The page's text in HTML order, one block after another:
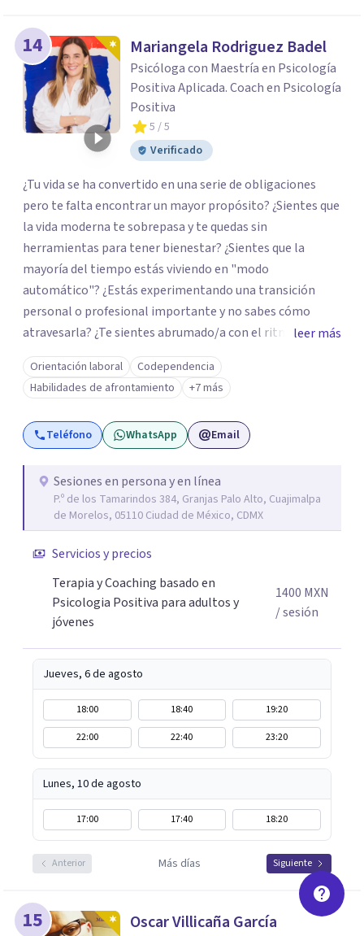
14 Mariangela Rodriguez Badel
Psicóloga con Maestría en Psicología
Positiva Aplicada. Coach en Psicología
Positiva
5 / 5
Verificado
¿Tu vida se ha convertido en una serie de obligaciones
pero te falta encontrar un mayor propósito? ¿Sientes que
la vida moderna te sobrepasa y te quedas sin
herramientas para tener bienestar? ¿Sientes que la
mayoría del tiempo estás viviendo en "modo
automático"? ¿Estás experimentando una transición
personal o profesional importante y no sabes cómo
atravesarla? ¿Te sientes abrumado/a con el ritmo de tu
día a día y te preguntas si hay una mejor manera de vivir?
¿Aunque no estás deprimido/a sientes que te gustaría
potenciar tu capacidad de bienestar? Hola, Soy
Mariangela Rodriguez Badel. Uno de mis propósitos de
vida es impactar positivamente la vida de jóvenes y
uno/a y acompañándolo/as a encontrar herramientas
que les permitan conectar con su vida de maneras
diferentes y avanzar hacia donde lo necesitan. Hago
manera presencial en la Ciudad de México.
Adicionalmente enseño herramientas de psicología
positiva y bienestar a grupos y equipos.
leer más
Orientación laboral
Codependencia
Habilidades de afrontamiento
+7 más
Teléfono WhatsApp Email
Sesiones en persona y en línea
P.º de los Tamarindos 384, Granjas Palo Alto, Cuajimalpa
de Morelos, 05110 Ciudad de México, CDMX
Servicios y precios
Terapia y Coaching basado en
Psicologia Positiva para adultos y
jóvenes
1400 MXN
/ sesión
Jueves, 6 de agosto
18:00 18:40
19:20
22:00
22:40 23:20
Lunes, 10 de agosto
17:00 17:40 18:20
Anterior Más días Siguiente
15 Oscar Villicaña García